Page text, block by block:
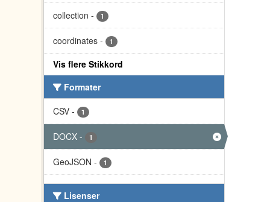
collection - 1
coordinates - 1
Vis flere Stikkord
Formater
CSV - 1
DOCX - 1
GeoJSON - 1
Lisenser